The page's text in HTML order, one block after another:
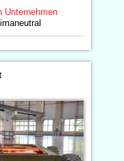
Unternehmen